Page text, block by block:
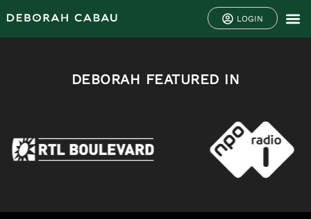
LOGIN
DEBORAH FEATURED IN